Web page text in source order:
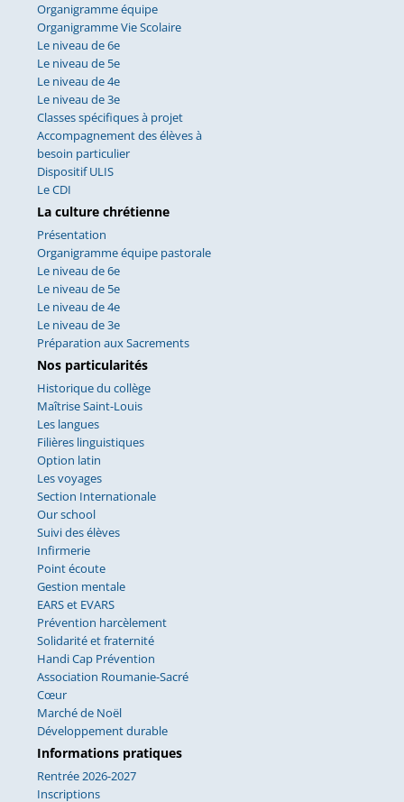
Organigramme équipe
Organigramme Vie Scolaire
Le niveau de 6e
Le niveau de 5e
Le niveau de 4e
Le niveau de 3e
Classes spécifiques à projet
Accompagnement des élèves à
besoin particulier
Dispositif ULIS
Le CDI
La culture chrétienne
Présentation
Organigramme équipe pastorale
Le niveau de 6e
Le niveau de 5e
Le niveau de 4e
Le niveau de 3e
Préparation aux Sacrements
Nos particularités
Historique du collège
Maîtrise Saint-Louis
Les langues
Filières linguistiques
Option latin
Les voyages
Section Internationale
Our school
Suivi des élèves
Infirmerie
Point écoute
Gestion mentale
EARS et EVARS
Prévention harcèlement
Solidarité et fraternité
Handi Cap Prévention
Association Roumanie-Sacré
Cœur
Marché de Noël
Développement durable
Informations pratiques
Rentrée 2026-2027
Inscriptions